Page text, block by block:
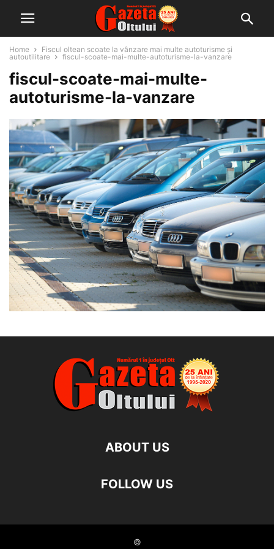
Home
Fiscul oltean scoate la vânzare mai multe autoturisme şi
autoutilitare
fiscul-scoate-mai-multe-autoturisme-la-vanzare
fiscul-scoate-mai-multe-
autoturisme-la-vanzare
ABOUT US
FOLLOW US
©